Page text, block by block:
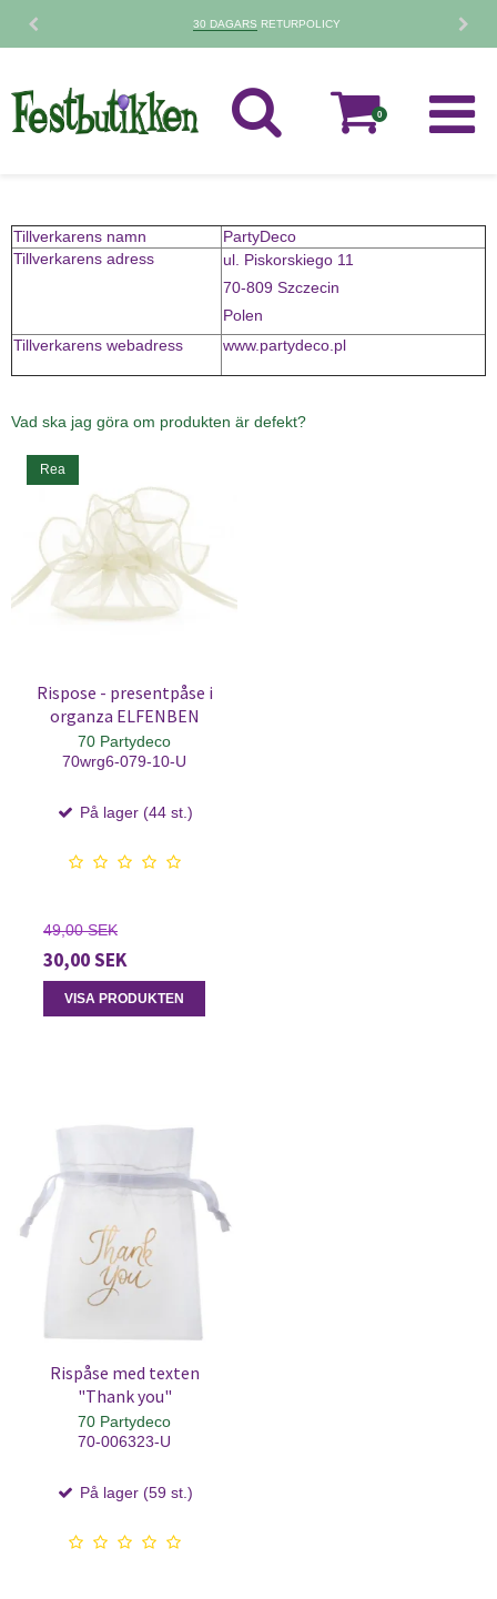
30 DAGARSRETURPOLICY
0
Tillverkarens namn
PartyDeco
Tillverkarens adress
ul. Piskorskiego 11
70-809 Szczecin
Polen
Tillverkarens webadress
www.partydeco.pl
Vad ska jag göra om produkten är defekt?
Rea
Rispose - presentpåse i
organza ELFENBEN
70 Partydeco
70wrg6-079-10-U
På lager (44 st.)
49,00 SEK
30,00 SEK
VISA PRODUKTEN
Rispåse med texten
"Thank you"
70 Partydeco
70-006323-U
På lager (59 st.)